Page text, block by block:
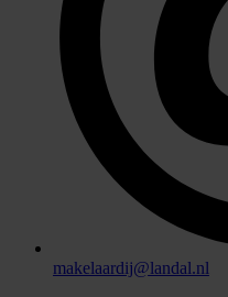
makelaardij@landal.nl